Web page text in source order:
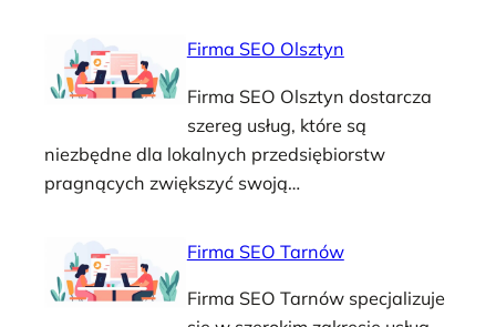
Firma SEO Olsztyn
Firma SEO Olsztyn dostarcza
szereg usług, które są
niezbędne dla lokalnych przedsiębiorstw
pragnących zwiększyć swoją…
Firma SEO Tarnów
Firma SEO Tarnów specjalizuje